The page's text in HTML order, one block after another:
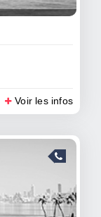
Voir les infos